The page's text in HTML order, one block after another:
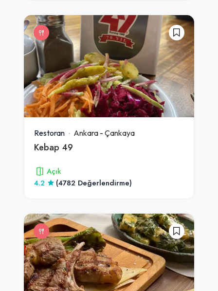
Restoran Ankara - Çankaya
Kebap 49
Açık
4.2
(4782 Değerlendirme)